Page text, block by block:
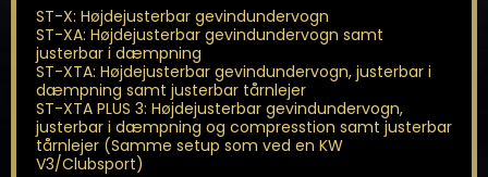
ST-X: Højdejusterbar gevindundervogn
ST-XA: Højdejusterbar gevindundervogn samt
justerbar i dæmpning
ST-XTA: Højdejusterbar gevindundervogn, justerbar i
dæmpning samt justerbar tårnlejer
ST-XTA PLUS 3: Højdejusterbar gevindundervogn,
justerbar i dæmpning og compresstion samt justerbar
tårnlejer (Samme setup som ved en KW
V3/Clubsport)